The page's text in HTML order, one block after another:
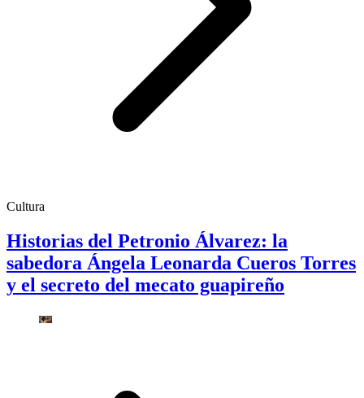
Cultura
Historias del Petronio Álvarez: la
sabedora Ángela Leonarda Cueros Torres
y el secreto del mecato guapireño